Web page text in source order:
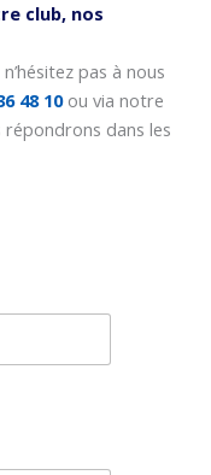
club, nos
pas à nous
48 10 ou via notre
répondrons dans les